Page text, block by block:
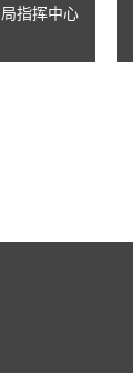
指挥中心